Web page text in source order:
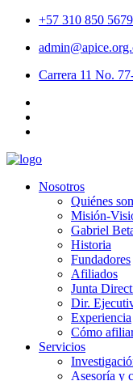
+57 310 850 5679
Carrera 11 No.
Nosotros
Quiénes
Misión-
Gabriel
Historia
Fundadores
Afiliados
Junta
Dir.
Experiencia
Cómo
Servicios
Asesoría y